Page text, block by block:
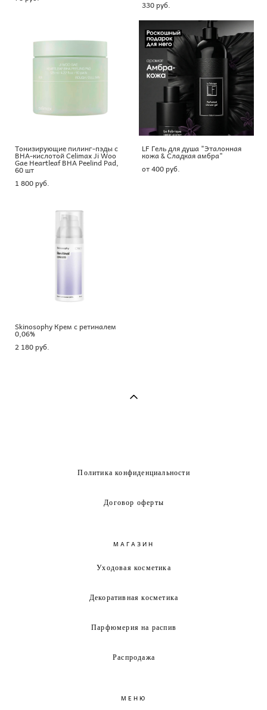
330 pуб.
Тонизирующие пилинг-пэды с
BHA-кислотой Celimax Ji Woo
Gae Heartleaf BHA Peelind Pad,
60 шт
1 800 pуб.
LF Гель для душа "Эталонная
кожа & Сладкая амбра"
от 400 pуб.
Skinosophy Крем с ретиналем
0,06%
2 180 pуб.
Политика конфиденциальности
Договор оферты
МАГАЗИН
Уходовая косметика
Декоративная косметика
Парфюмерия на распив
Распродажа
МЕНЮ